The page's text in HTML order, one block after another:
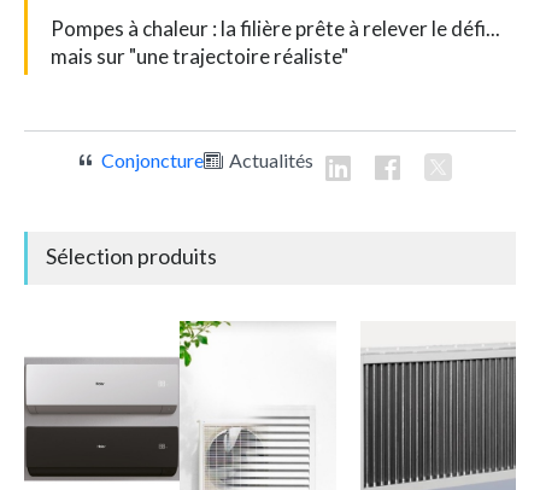
Pompes à chaleur : la filière prête à relever le défi...
mais sur "une trajectoire réaliste"
Conjoncture Actualités
Sélection produits